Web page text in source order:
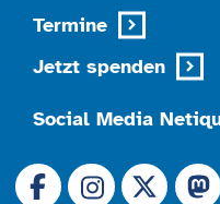
Termine
Jetzt spenden
Social Media
Link zu